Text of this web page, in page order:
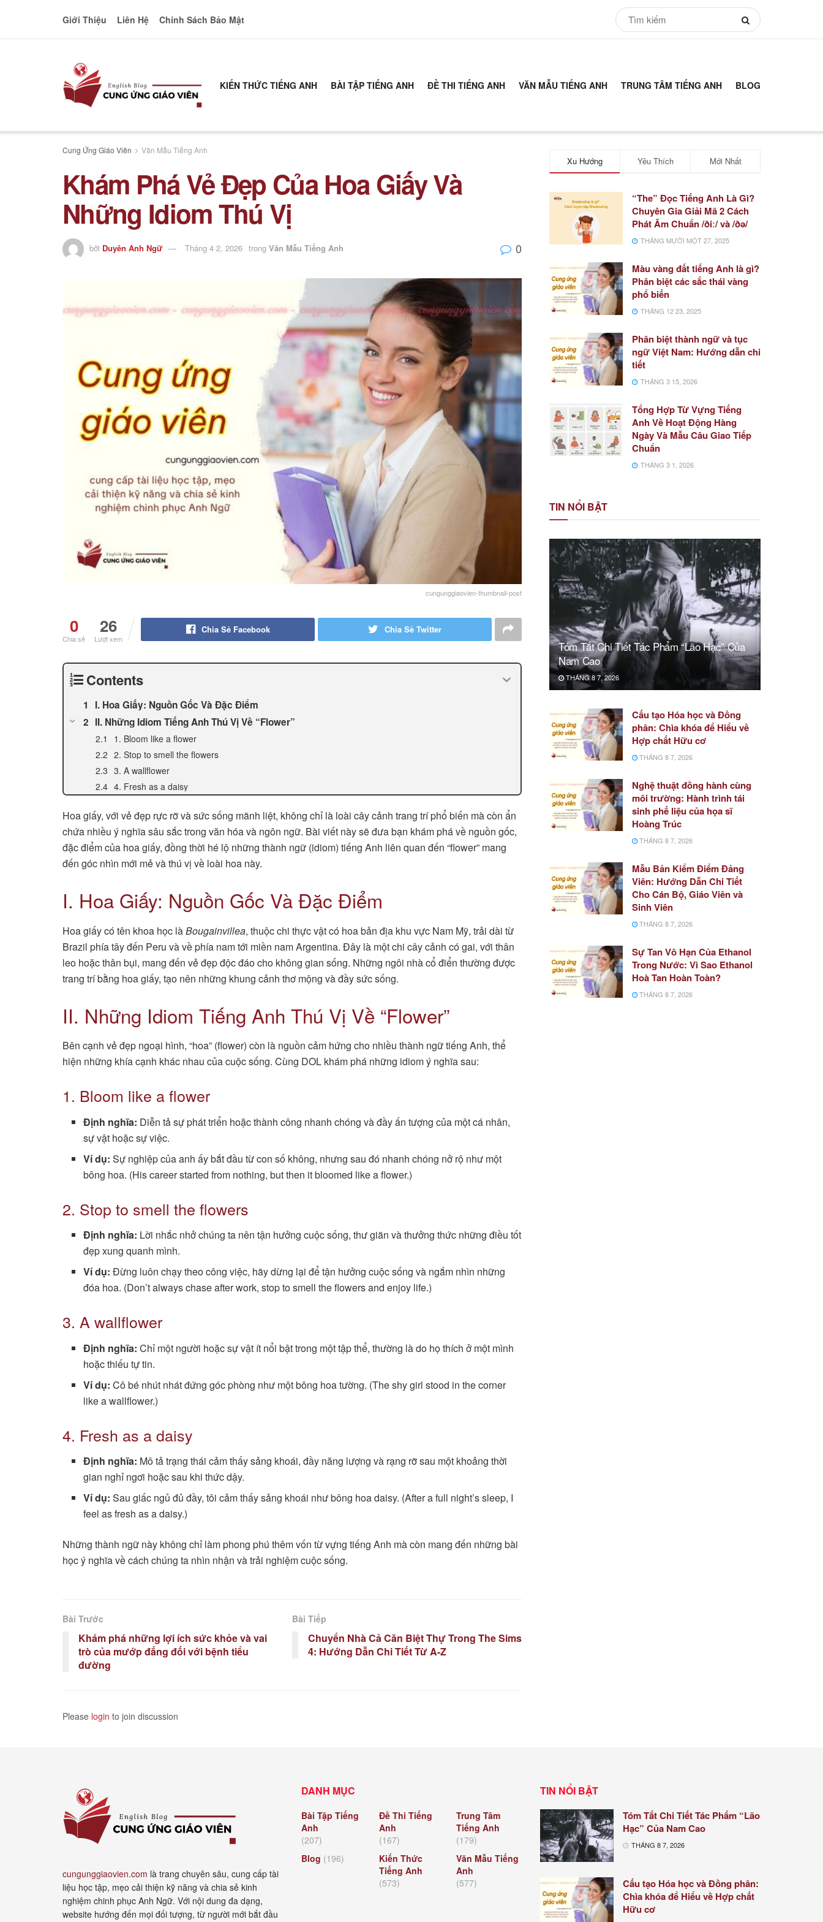
Giới Thiệu Liên Hệ Chính Sách Bảo Mật
KIẾN THỨC TIẾNG ANH BÀI TẬP TIẾNG ANH ĐỀ THI TIẾNG ANH VĂN MẪU TIẾNG ANH TRUNG TÂM TIẾNG ANH BLOG
Cung Ứng Giáo Viên Văn Mẫu Tiếng Anh
Khám Phá Vẻ Đẹp Của Hoa Giấy Và
Những Idiom Thú Vị
bởi Duyên Anh Ngữ Tháng 4 2, 2026 trong Văn Mẫu Tiếng Anh 0
cungunggiaovien-thumbnail-post
0
Chia sẻ
26
Lượt xem
Chia Sẻ Facebook Chia Sẻ Twitter
Contents
I. Hoa Giấy: Nguồn Gốc Và Đặc Điểm
II. Những Idiom Tiếng Anh Thú Vị Về “Flower”
1. Bloom like a flower
2. Stop to smell the flowers
3. A wallflower
4. Fresh as a daisy
Hoa giấy, với vẻ đẹp rực rỡ và sức sống mãnh liệt, không chỉ là loài cây cảnh trang trí phổ biến mà còn ẩn
chứa nhiều ý nghĩa sâu sắc trong văn hóa và ngôn ngữ. Bài viết này sẽ đưa bạn khám phá về nguồn gốc,
đặc điểm của hoa giấy, đồng thời hé lộ những thành ngữ (idiom) tiếng Anh liên quan đến “flower” mang
đến góc nhìn mới mẻ và thú vị về loài hoa này.
I. Hoa Giấy: Nguồn Gốc Và Đặc Điểm
Hoa giấy có tên khoa học làBougainvillea, thuộc chi thực vật có hoa bản địa khu vực Nam Mỹ, trải dài từ
Brazil phía tây đến Peru và về phía nam tới miền nam Argentina. Đây là một chi cây cảnh có gai, với thân
leo hoặc thân bụi, mang đến vẻ đẹp độc đáo cho không gian sống. Những ngôi nhà cổ điển thường được
trang trí bằng hoa giấy, tạo nên những khung cảnh thơ mộng và đầy sức sống.
II. Những Idiom Tiếng Anh Thú Vị Về “Flower”
Bên cạnh vẻ đẹp ngoại hình, “hoa” (flower) còn là nguồn cảm hứng cho nhiều thành ngữ tiếng Anh, thể
hiện những khía cạnh khác nhau của cuộc sống. Cùng DOL khám phá những idiom ý nghĩa sau:
1. Bloom like a flower
Định nghĩa: Diễn tả sự phát triển hoặc thành công nhanh chóng và đầy ấn tượng của một cá nhân,
sự vật hoặc sự việc.
Ví dụ: Sự nghiệp của anh ấy bắt đầu từ con số không, nhưng sau đó nhanh chóng nở rộ như một
bông hoa. (His career started from nothing, but then it bloomed like a flower.)
2. Stop to smell the flowers
Định nghĩa: Lời nhắc nhở chúng ta nên tận hưởng cuộc sống, thư giãn và thưởng thức những điều tốt
đẹp xung quanh mình.
Ví dụ: Đừng luôn chạy theo công việc, hãy dừng lại để tận hưởng cuộc sống và ngắm nhìn những
đóa hoa. (Don’t always chase after work, stop to smell the flowers and enjoy life.)
3. A wallflower
Định nghĩa: Chỉ một người hoặc sự vật ít nổi bật trong một tập thể, thường là do họ thích ở một mình
hoặc thiếu tự tin.
Ví dụ: Cô bé nhút nhát đứng góc phòng như một bông hoa tường. (The shy girl stood in the corner
like a wallflower.)
4. Fresh as a daisy
Định nghĩa: Mô tả trạng thái cảm thấy sảng khoái, đầy năng lượng và rạng rỡ sau một khoảng thời
gian nghỉ ngơi hoặc sau khi thức dậy.
Ví dụ: Sau giấc ngủ đủ đầy, tôi cảm thấy sảng khoái như bông hoa daisy. (After a full night’s sleep, I
feel as fresh as a daisy.)
Những thành ngữ này không chỉ làm phong phú thêm vốn từ vựng tiếng Anh mà còn mang đến những bài
học ý nghĩa về cách chúng ta nhìn nhận và trải nghiệm cuộc sống.
Bài Trước
Khám phá những lợi ích sức khỏe và vai
trò của mướp đắng đối với bệnh tiểu
đường
Bài Tiếp
Chuyển Nhà Cả Căn Biệt Thự Trong The Sims
4: Hướng Dẫn Chi Tiết Từ A-Z
Please login to join discussion
Xu Hướng Yêu Thích Mới Nhất
“The” Đọc Tiếng Anh Là Gì?
Chuyên Gia Giải Mã 2 Cách
Phát Âm Chuẩn /ðiː/ và /ðə/
THÁNG MƯỜI MỘT 27, 2025
Màu vàng đất tiếng Anh là gì?
Phân biệt các sắc thái vàng
phổ biến
THÁNG 12 23, 2025
Phân biệt thành ngữ và tục
ngữ Việt Nam: Hướng dẫn chi
tiết
THÁNG 3 15, 2026
Tổng Hợp Từ Vựng Tiếng
Anh Về Hoạt Động Hàng
Ngày Và Mẫu Câu Giao Tiếp
Chuẩn
THÁNG 3 1, 2026
TIN NỔI BẬT
Tóm Tắt Chi Tiết Tác Phẩm “Lão Hạc” Của
Nam Cao
THÁNG 8 7, 2026
Cấu tạo Hóa học và Đồng
phân: Chìa khóa để Hiểu về
Hợp chất Hữu cơ
THÁNG 8 7, 2026
Nghệ thuật đồng hành cùng
môi trường: Hành trình tái
sinh phế liệu của họa sĩ
Hoàng Trúc
THÁNG 8 7, 2026
Mẫu Bản Kiểm Điểm Đảng
Viên: Hướng Dẫn Chi Tiết
Cho Cán Bộ, Giáo Viên và
Sinh Viên
THÁNG 8 7, 2026
Sự Tan Vô Hạn Của Ethanol
Trong Nước: Vì Sao Ethanol
Hoà Tan Hoàn Toàn?
THÁNG 8 7, 2026
cungunggiaovien.com là trang chuyên sâu, cung cấp tài
liệu học tập, mẹo cải thiện kỹ năng và chia sẻ kinh
nghiệm chinh phục Anh Ngữ. Với nội dung đa dạng,
website hướng đến mọi đối tượng, từ người mới bắt đầu
DANH MỤC
Bài Tập Tiếng
Anh
(207)
Blog (196)
Đề Thi Tiếng
Anh
(167)
Kiến Thức
Tiếng Anh
(573)
Trung Tâm
Tiếng Anh
(179)
Văn Mẫu Tiếng
Anh
(577)
TIN NỔI BẬT
Tóm Tắt Chi Tiết Tác Phẩm “Lão
Hạc” Của Nam Cao
THÁNG 8 7, 2026
Cấu tạo Hóa học và Đồng phân:
Chìa khóa để Hiểu về Hợp chất
Hữu cơ